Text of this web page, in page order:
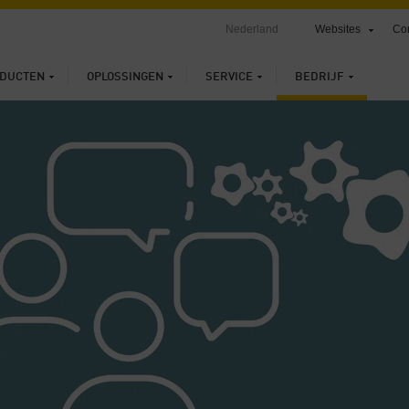
OPLOSSINGEN SERVICE BEDRIJF
Nederland Websites